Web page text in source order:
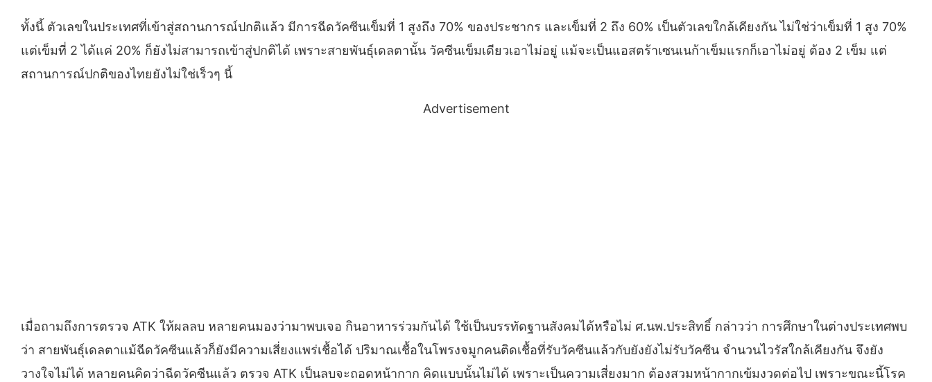
ทั้งนี้ ตัวเลขในประเทศที่เข้าสู่สถานการณ์ปกติแล้ว มีการฉีดวัคซีนเข็มที่ 1 สูงถึง 70% ของประชากร และเข็มที่ 2 ถึง 60% เป็นตัวเลขใกล้เคียงกัน ไม่ใช่ว่าเข็มที่ 1 สูง 70%
แต่เข็มที่ 2 ได้แค่ 20% ก็ยังไม่สามารถเข้าสู่ปกติได้ เพราะสายพันธุ์เดลตานั้น วัคซีนเข็มเดียวเอาไม่อยู่ แม้จะเป็นแอสตร้าเซนเนก้าเข็มแรกก็เอาไม่อยู่ ต้อง 2 เข็ม แต่
สถานการณ์ปกติของไทยยังไม่ใช่เร็วๆ นี้
Advertisement
เมื่อถามถึงการตรวจ ATK ให้ผลลบ หลายคนมองว่ามาพบเจอ กินอาหารร่วมกันได้ ใช้เป็นบรรทัดฐานสังคมได้หรือไม่ ศ.นพ.ประสิทธิ์ กล่าวว่า การศึกษาในต่างประเทศพบ
ว่า สายพันธุ์เดลตาแม้ฉีดวัคซีนแล้วก็ยังมีความเสี่ยงแพร่เชื้อได้ ปริมาณเชื้อในโพรงจมูกคนติดเชื้อที่รับวัคซีนแล้วกับยังยังไม่รับวัคซีน จำนวนไวรัสใกล้เคียงกัน จึงยัง
วางใจไม่ได้ หลายคนคิดว่าฉีดวัคซีนแล้ว ตรวจ ATK เป็นลบจะถอดหน้ากาก คิดแบบนั้นไม่ได้ เพราะเป็นความเสี่ยงมาก ต้องสวมหน้ากากเข้มงวดต่อไป เพราะขณะนี้โรค